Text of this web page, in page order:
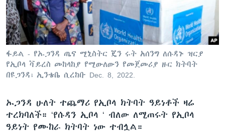
ቋንቋዎች
ፋይል - የኡጋንዳ ጤና ሚኒስትር ጄን ሩት አሰንግ ለሱዳኑ ዝርያ
የኢቦላ ቫይረስ መከላከያ የሚውለውን የመጀመሪያ ዙር ክትባት
በዩጋንዳ፣ ኢንቴቤ ሲረከቡ Dec. 8, 2022.
ኡጋንዳ ሁለት ተጨማሪ የኢቦላ ክትባት ዓይነቶች ዛሬ
ተረክባለች። ‘የሱዳን ኢቦላ ‘ ብለው ለሚጠሩት የኢቦላ
ዓይነት የሙከራ ክትባት ነው ተብሏል።